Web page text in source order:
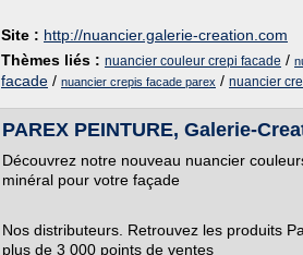
Site : http://nuancier.galerie-creation.com
Thèmes liés : nuancier couleur crepi facade /
facade / nuancier crepis facade parex / nuancier
PAREX PEINTURE, Galerie-
Découvrez notre nouveau nuancier
minéral pour votre façade
Nos distributeurs. Retrouvez les produits
plus de 3 000 points de ventes